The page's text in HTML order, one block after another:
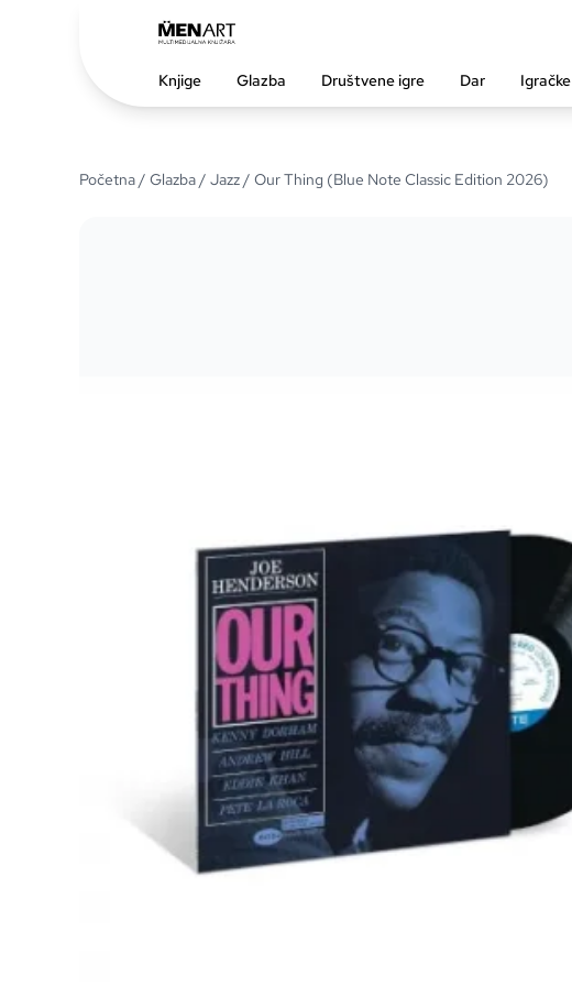
Knjige Glazba Društvene igre Dar Igračke
Početna/ Glazba/ Jazz/ Our Thing (Blue Note Classic Edition 2026)